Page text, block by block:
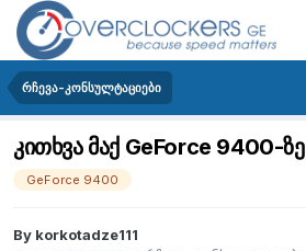
რჩევა-კონსულტაციები
კითხვა მაქ GeForce 9400-ზე
GeForce 9400
By korkotadze111